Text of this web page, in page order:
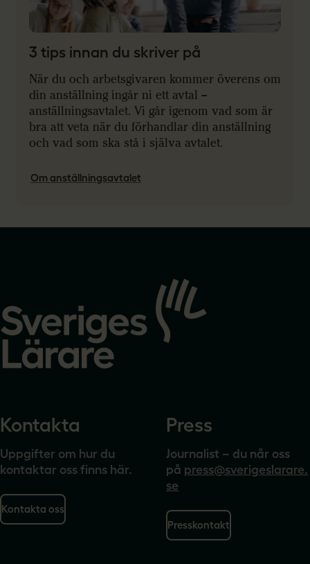
3 tips innan du skriver på
När du och arbetsgivaren kommer överens om
din anställning ingår ni ett avtal –
anställningsavtalet. Vi går igenom vad som är
bra att veta när du förhandlar din anställning
och vad som ska stå i själva avtalet.
Om anställningsavtalet
startsidan
Kontakta
Uppgifter om hur du
kontaktar oss finns här.
Kontakta oss
Press
Journalist – du når oss
på press@sverigeslarare.
se
Presskontakt